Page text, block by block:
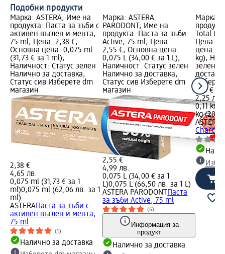
Подобни продукти
Марка: ASTERA; Име на
продукта: Паста за зъби с
активен въглен и мента,
75 ml; Цена: 2,38 €;
Основна цена: 0,075 ml
(31,73 € за 1 ml);
Наличност: Статус зелен
Налично за доставка,
Статус сив Изберете dm
магазин
2,38 €
4,65 лв.
0,075 ml (31,73 € за 1
ml)0,075 ml (62,06 лв. за 1
ml)
ASTERA Паста за зъби с
активен въглен и мента,
75 ml
(1)
Налично за доставка
Марка: ASTERA
PARODONT; Име на
продукта: Паста за зъби
Active, 75 ml; Цена:
2,55 €; Основна цена:
0,075 L (34,00 € за 1 L);
Наличност: Статус зелен
Налично за доставка,
Статус сив Изберете dm
магазин
2,55 €
4,99 лв.
0,075 L (34,00 € за 1
L)0,075 L (66,50 лв. за 1 L)
ASTERA PARODONT
Паста
за зъби Active, 75 ml
(6)
Информация за
продукт
Налично за доставка
Марка:
Total
Цена:
цена:
kg);
зелен
1,15 €
2,25 лв.
0,11 kg
kg
ASTERA